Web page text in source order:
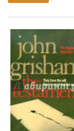
Экранизации
Коллекции